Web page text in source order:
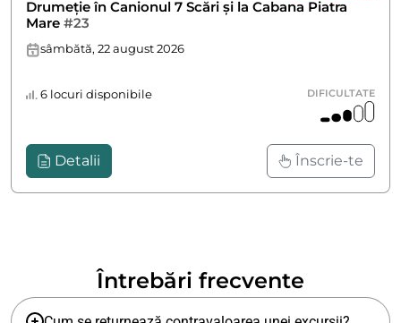
Drumeție în Canionul 7 Scări și la Cabana Piatra
Mare #23
sâmbătă, 22 august 2026
6 locuri disponibile DIFICULTATE
Detalii Înscrie-te
Întrebări frecvente